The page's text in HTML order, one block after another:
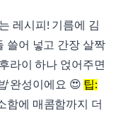
레시피! 기름에 김
쓸어 넣고 간장 살짝
라이 하나 얹어주면
완성이에요 😍 팁:
함에 매콤함까지 더